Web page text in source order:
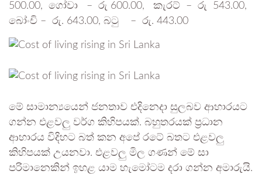
500.00, ගෝවා – රු 600.00, කැරට් – රු 543.00,
බෝංචි – රු. 643.00, බටු – රු. 443.00
මේ සාමාන්‍යයෙන් ජනතාව එදිනෙදා සුලබව ආහාරයට
ගන්න එළවලු වර්ග කිහිපයක්. බහුතරයක් ප්‍රධාන
ආහාරය විදිහට බත් කන අපේ රටේ බතට එළවලු
කිහිපයක් උයනවා. එළවලු මිල ගණන් මේ සා
පරිමානෙකින් ඉහළ යාම හැමෝටම දරා ගන්න අමාරුයි.